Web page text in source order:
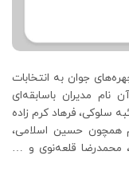
جوان به انتخابات
مدیران باسابقه‌ای
سلوکی، فرهاد کرم زاده
حسین اسلامی،
محمدرضا قلعه‌نوی و …